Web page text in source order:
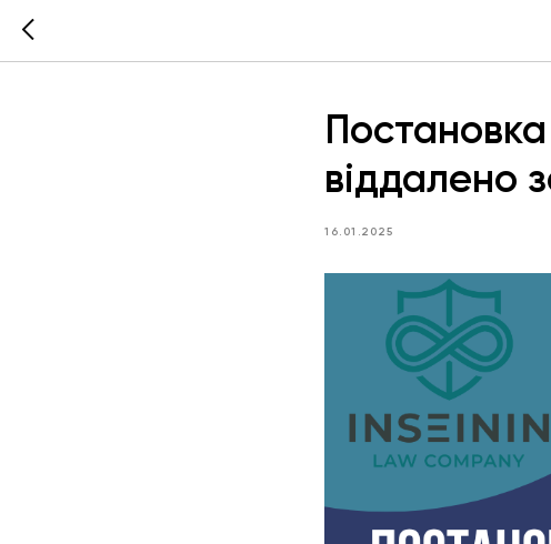
Постановка
віддалено
16.01.2025